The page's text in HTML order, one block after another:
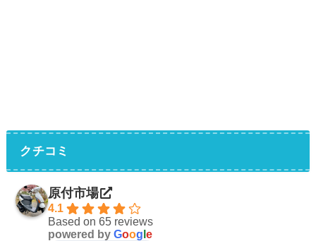
クチコミ
原付市場
4.1
Based on 65 reviews
powered by Goog e